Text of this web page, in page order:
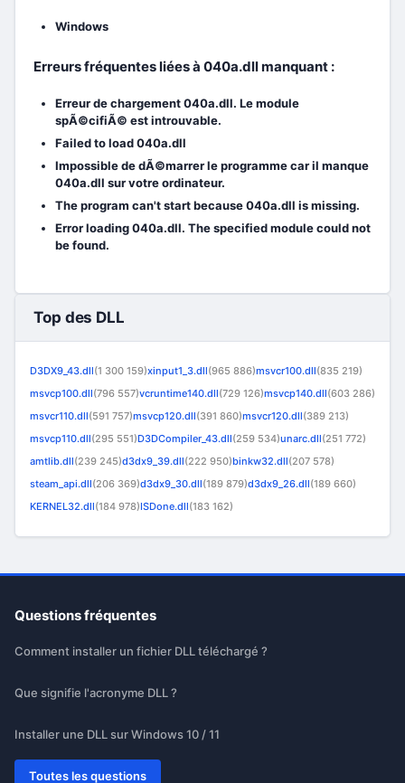
Windows
Erreurs fréquentes liées à 040a.dll manquant :
Erreur de chargement 040a.dll. Le module
spÃ©cifiÃ© est introuvable.
Failed to load 040a.dll
Impossible de dÃ©marrer le programme car il manque
040a.dll sur votre ordinateur.
The program can't start because 040a.dll is missing.
Error loading 040a.dll. The specified module could not
be found.
Top des DLL
D3DX9_43.dll(1 300 159)xinput1_3.dll(965 886)msvcr100.dll(835 219)
msvcp100.dll(796 557)vcruntime140.dll(729 126)msvcp140.dll(603 286)
msvcr110.dll(591 757)msvcp120.dll(391 860)msvcr120.dll(389 213)
msvcp110.dll(295 551)D3DCompiler_43.dll(259 534)unarc.dll(251 772)
amtlib.dll(239 245)d3dx9_39.dll(222 950)binkw32.dll(207 578)
steam_api.dll(206 369)d3dx9_30.dll(189 879)d3dx9_26.dll(189 660)
KERNEL32.dll(184 978)ISDone.dll(183 162)
Questions fréquentes
Comment installer un fichier DLL téléchargé ?
Que signifie l'acronyme DLL ?
Installer une DLL sur Windows 10 / 11
Toutes les questions